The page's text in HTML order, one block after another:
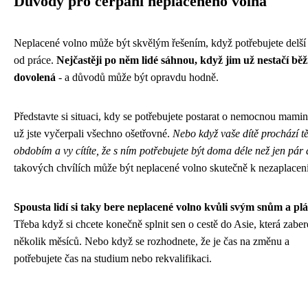
Neplacené volno může být skvělým řešením, když potřebujete delší
od práce. Nejčastěji po něm lidé sáhnou, když jim už nestačí
dovolená - a důvodů může být opravdu hodně.
Představte si situaci, kdy se potřebujete postarat o nemocnou
už jste vyčerpali všechno ošetřovné. Nebo když vaše dítě prochází
obdobím a vy cítíte, že s ním potřebujete být doma déle než jen pár
takových chvílích může být neplacené volno skutečně k
Spousta lidí si taky bere neplacené volno kvůli svým snům a
Třeba když si chcete konečně splnit sen o cestě do Asie, která
několik měsíců. Nebo když se rozhodnete, že je čas na změnu a
potřebujete čas na studium nebo rekvalifikaci.